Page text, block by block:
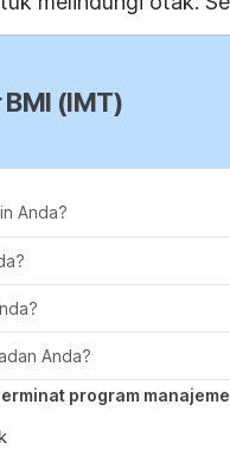
(IMT)
Anda?
Anda?
program